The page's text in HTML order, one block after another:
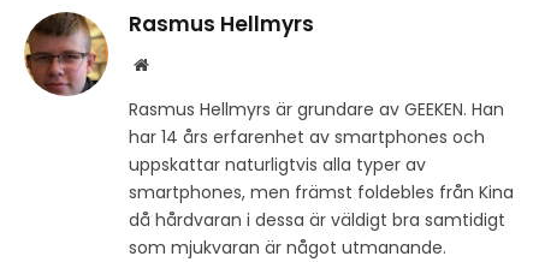
Rasmus Hellmyrs
Website
Rasmus Hellmyrs är grundare av GEEKEN. Han
har 14 års erfarenhet av smartphones och
uppskattar naturligtvis alla typer av
smartphones, men främst foldebles från Kina
då hårdvaran i dessa är väldigt bra samtidigt
som mjukvaran är något utmanande.